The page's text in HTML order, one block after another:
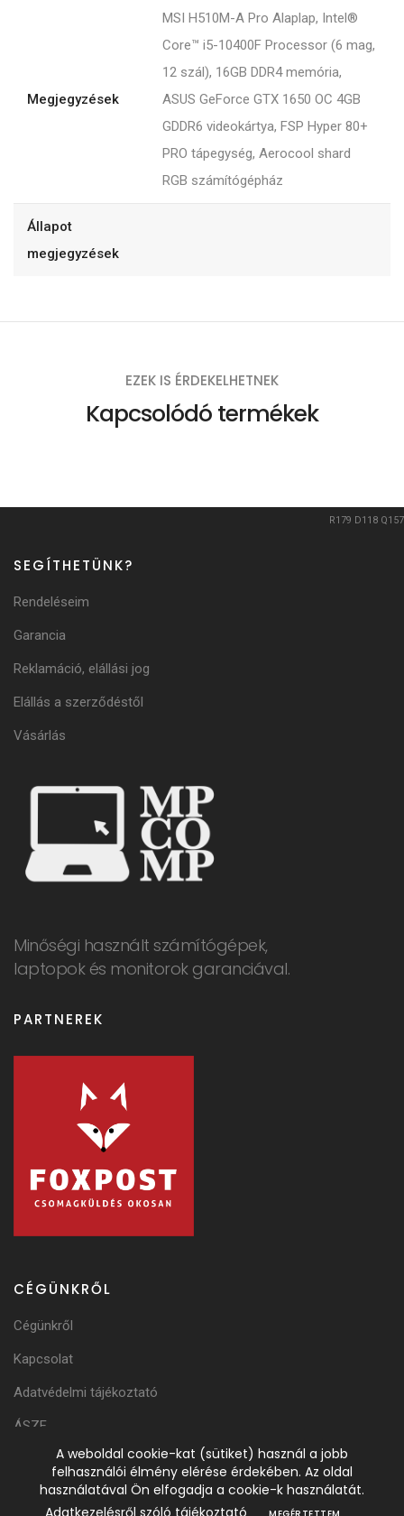
Megjegyzések
MSI H510M-A Pro Alaplap, Intel®
Core™ i5-10400F Processor (6 mag,
12 szál), 16GB DDR4 memória,
ASUS GeForce GTX 1650 OC 4GB
GDDR6 videokártya, FSP Hyper 80+
PRO tápegység, Aerocool shard
RGB számítógépház
Állapot
megjegyzések
EZEK IS ÉRDEKELHETNEK
Kapcsolódó termékek
R179 D118 Q157
Minőségi használt számítógépek,
laptopok és monitorok garanciával.
CÉGÜNKRŐL
Cégünkről
Kapcsolat
Adatvédelmi tájékoztató
ÁSZF
Adattörlési Tájékoztató
SEGÍTHETÜNK?
Rendeléseim
Garancia
Reklamáció, elállási jog
Elállás a szerződéstől
Vásárlás
PARTNEREK
A weboldal cookie-kat (sütiket) használ a jobb
felhasználói élmény elérése érdekében. Az oldal
használatával Ön elfogadja a cookie-k használatát.